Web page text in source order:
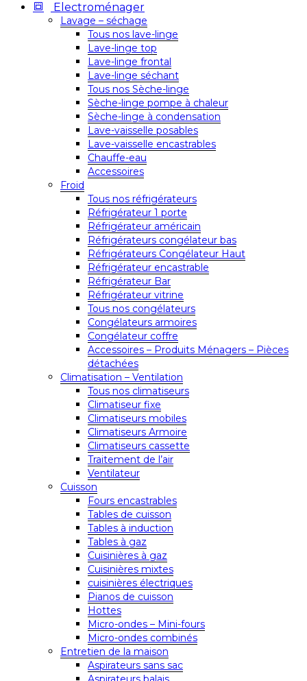
Electroménager
Lavage – séchage
Tous nos lave-linge
Lave-linge top
Lave-linge frontal
Lave-linge séchant
Tous nos Sèche-linge
Sèche-linge pompe à chaleur
Sèche-linge à condensation
Lave-vaisselle posables
Lave-vaisselle encastrables
Chauffe-eau
Accessoires
Froid
Tous nos réfrigérateurs
Réfrigérateur 1 porte
Réfrigérateur américain
Réfrigérateurs congélateur bas
Réfrigérateurs Congélateur Haut
Réfrigérateur encastrable
Réfrigérateur Bar
Réfrigérateur vitrine
Tous nos congélateurs
Congélateurs armoires
Congélateur coffre
Accessoires – Produits Ménagers – Pièces
détachées
Climatisation – Ventilation
Tous nos climatiseurs
Climatiseur fixe
Climatiseurs mobiles
Climatiseurs Armoire
Climatiseurs cassette
Traitement de l’air
Ventilateur
Cuisson
Fours encastrables
Tables de cuisson
Tables à induction
Tables à gaz
Cuisinières à gaz
Cuisinières mixtes
cuisinières électriques
Pianos de cuisson
Hottes
Micro-ondes – Mini-fours
Micro-ondes combinés
Entretien de la maison
Aspirateurs sans sac